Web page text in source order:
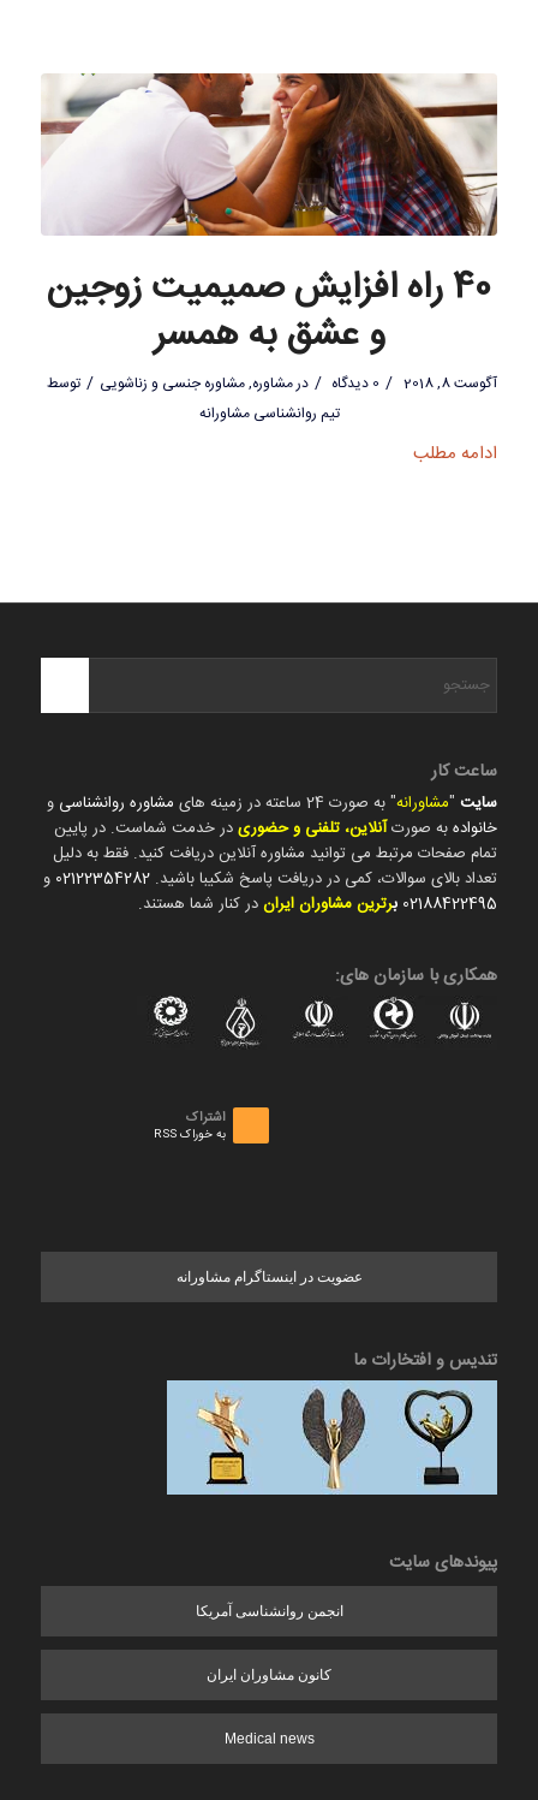
40 راه افزایش صمیمیت زوجین
و عشق به همسر
آگوست 8, 2018 / 0 دیدگاه / درمشاوره,مشاوره جنسی و زناشویی / توسط
تیم روانشناسی مشاورانه
ادامه مطلب
ساعت کار
سایت"مشاورانه" به صورت 24 ساعته در زمینه های مشاوره روانشناسی و
خانوادهبه صورتآنلاین، تلفنی و حضوریدر خدمت شماست. در پایین
تمام صفحات مرتبط می توانید مشاوره آنلاین دریافت کنید. فقط به دلیل
تعداد بالای سوالات، کمی در دریافت پاسخ شکیبا باشید. 02122354282 و
02188422495 برترین مشاوران ایراندر کنار شما هستند.
همکاری با سازمان های:
اشتراک
به خوراک RSS
عضویت در اینستاگرام مشاورانه
تندیس و افتخارات ما
پیوندهای سایت
انجمن روانشناسی آمریکا
کانون مشاوران ایران
Medical news